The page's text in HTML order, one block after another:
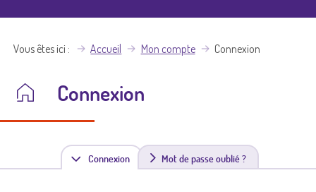
Vous êtes ici Accueil Mon compte Connexion
Connexion
Connexion(
Mot de passe oublié ?